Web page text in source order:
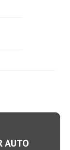
AUTO